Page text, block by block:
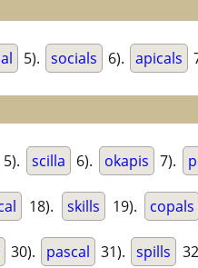
5). socials 6). apicals
5). scilla 6). okapis 7).
18). skills 19). copals
30). pascal 31). spills